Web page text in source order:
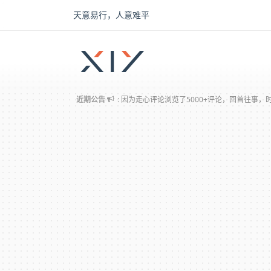
天意易行，人意难平
近期公告 : 大幅优化WP评论提交速度